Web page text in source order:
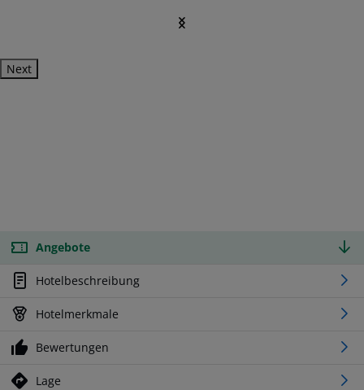
Next
Angebote
Hotelbeschreibung
Hotelmerkmale
Bewertungen
Lage